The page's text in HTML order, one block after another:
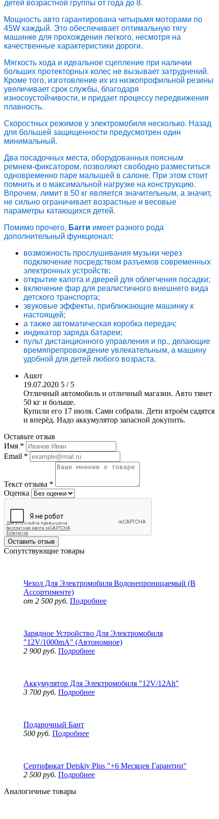
детей возрастной группы от года до 8.
Мощность авто гарантирована четырьмя моторами по
45W каждый. Это обеспечивает оптимальную тягу
машинке для прохождения легкого, несмотря на
качественные характеристики дороги.
Мягкость хода и идеальное сцепление при наличии
больших протекторных колес не вызывает затруднений.
Кроме того, изготовление их из низкопрофильной резины
увеличивает срок службы, благодаря
износоустойчивости, и придает процессу передвижения
плавность.
Скоростных режимов у электромобиля несколько. Назад
для большей защищенности предусмотрен один
минимальный.
Два посадочных места, оборудованных поясным
ремнем-фиксатором, позволяют свободно разместиться
одновременно паре малышей в салоне. При этом стоит
помнить и о максимальной нагрузке на конструкцию.
Впрочем, лимит в 50 кг является значительным, а значит,
не сильно ограничивает возрастные и весовые
параметры катающихся детей.
Помимо прочего, Багги имеет разного рода
дополнительный функционал:
возможность прослушивания музыки через
подключение посредством разъемов современных
электронных устройств;
открытие капота и дверей для облегчения посадки;
включение фар для реалистичного внешнего вида
детского транспорта;
звуковые эффекты, приближающие машинку к
настоящей;
а также автоматическая коробка передач;
индикатор заряда батареи;
пульт дистанционного управления и пр., делающие
времяпрепровождение увлекательным, а машину
удобной для детей любого возраста.
Ашот
19.07.2020 5 / 5
Отличный автомобиль и отличный магазин. Авто тянет
50 кг и больше.
Купили его 17 июля. Сами собрали. Дети втроём садятся
и вперёд. Надо аккумулятор запасной докупить.
Оставьте отзыв
Имя *
Email *
Текст отзыва *
Оценка
Оставить отзыв
Сопутствующие товары
Чехол Для Электромобиля Водонепроницаемый (В
Ассортименте)
от 2 500 руб. Подробнее
Зарядное Устройство Для Электромобиля
"12V/1000mA" (Автономное)
2 900 руб. Подробнее
Аккумулятор Для Электромобиля "12V/12Ah"
3 700 руб. Подробнее
Подарочный Бант
500 руб. Подробнее
Сертификат Detskiy Plus "+6 Месяцев Гарантии"
2 500 руб. Подробнее
Аналогичные товары